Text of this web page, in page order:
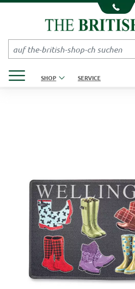
Kompletten Head der Seite überspringen
SHOP SERVICE